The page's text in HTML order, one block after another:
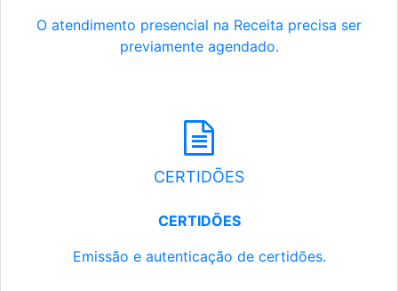
O atendimento presencial na Receita precisa ser
previamente agendado.
CERTIDÕES
CERTIDÕES
Emissão e autenticação de certidões.